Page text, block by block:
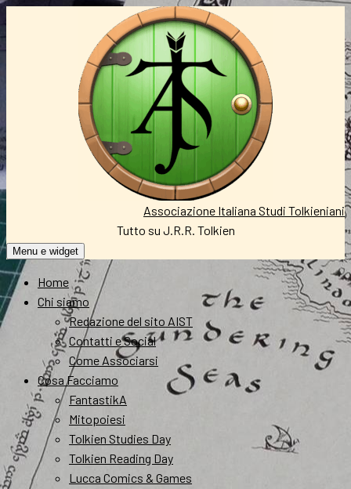
contenuto
Associazione Italiana Studi Tolkieniani
Tutto su J.R.R. Tolkien
Menu e widget
Home
Chi siamo
Redazione del sito AIST
Contatti e Social
Come Associarsi
Cosa Facciamo
FantastikA
Mitopoiesi
Tolkien Studies Day
Tolkien Reading Day
Lucca Comics & Games